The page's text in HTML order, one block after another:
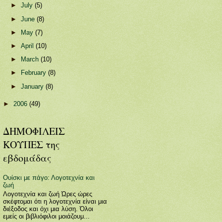
►July(5)
►June(8)
►
May(7)
►April(10)
►
March(10)
►
February(8)
►January(8)
► 2006 (49)
ΔΗΜΟΦΙΛΕΙΣ
ΚΟΥΠΕΣ της
εβδομάδας
Ουίσκι με πάγο: Λογοτεχνία και
ζωή
Λογοτεχνία και ζωή Ώρες ώρες
σκέφτομαι ότι η λογοτεχνία είναι μια
διέξοδος και όχι μια λύση. Όλοι
εμείς οι βιβλιόφιλοι μοιάζουμ...